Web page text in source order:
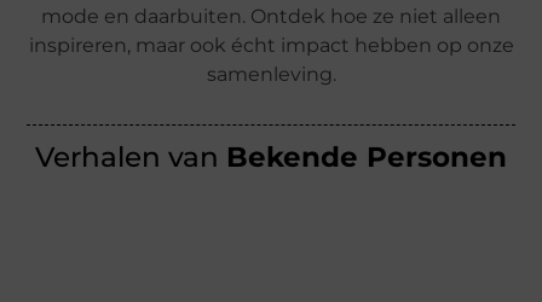
mode en daarbuiten. Ontdek hoe ze niet alleen
inspireren, maar ook écht impact hebben op onze
samenleving.
Verhalen van Bekende Personen